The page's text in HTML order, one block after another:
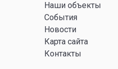
Наши объекты
События
Новости
Карта сайта
Контакты